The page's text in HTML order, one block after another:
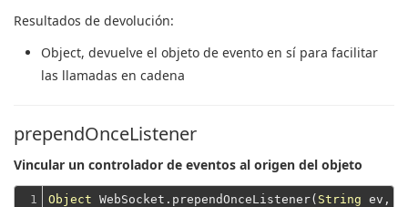
Resultados de devolución:
Object, devuelve el objeto de evento en sí para facilitar
las llamadas en cadena
prependOnceListener
Vincular un controlador de eventos al origen del objeto
1
Object WebSocket.prependOnceListener( String ev,